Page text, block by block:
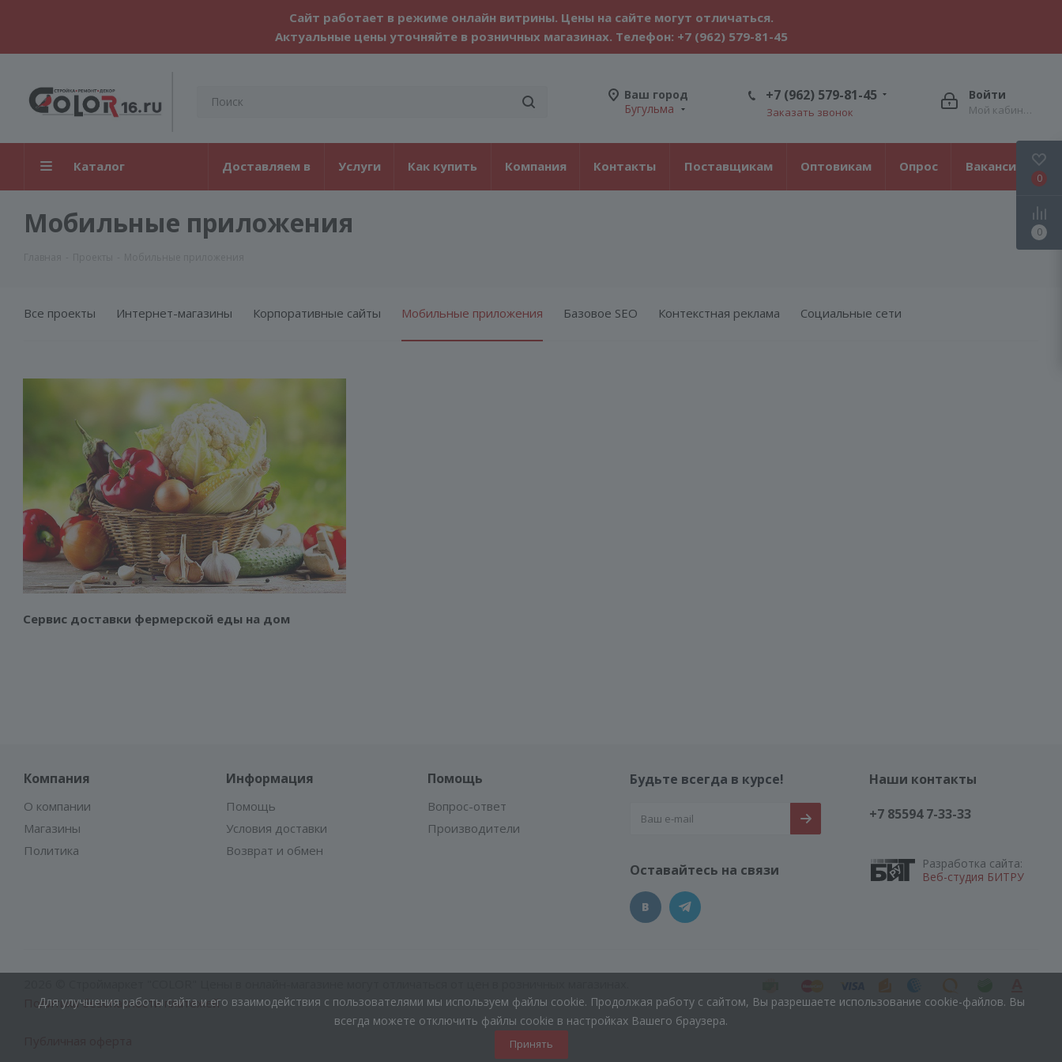
Сайт работает в режиме онлайн витрины. Цены на сайте могут отличаться.
Актуальные цены уточняйте в розничных магазинах. Телефон: +7 (962) 579-81-45
Войти
Мой кабинет
Ваш город
Бугульма
+7 (962) 579-81-45
Заказать звонок
Каталог Доставляем в Услуги Как купить Компания Контакты Поставщикам Оптовикам Опрос Вакансии
Мобильные приложения
Все проекты Интернет-магазины Корпоративные сайты Мобильные приложения Базовое SEO Контекстная реклама Социальные сети
Смотреть проект
Сервис доставки фермерской еды на дом
Компания
О компании
Магазины
Политика
Информация
Помощь
Условия доставки
Возврат и обмен
Помощь
Вопрос-ответ
Производители
Будьте всегда в курсе!
Оставайтесь на связи
Наши контакты
+7 85594 7-33-33
Разработка сайта:
Веб-студия БИТРУ
Политика безопасности платежей
0
0
Для улучшения работы сайта и его взаимодействия с пользователями мы используем файлы cookie. Продолжая работу с сайтом, Вы разрешаете использование cookie-файлов. Вы
всегда можете отключить файлы cookie в настройках Вашего браузера.
Принять